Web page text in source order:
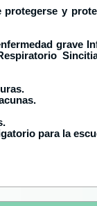
y
grave
para la